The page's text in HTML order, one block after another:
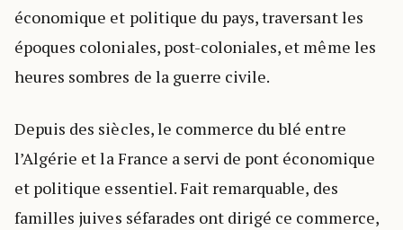
économique et politique du pays, traversant les
époques coloniales, post-coloniales, et même les
heures sombres de la guerre civile.
Depuis des siècles, le commerce du blé entre
l’Algérie et la France a servi de pont économique
et politique essentiel. Fait remarquable, des
familles juives séfarades ont dirigé ce commerce,